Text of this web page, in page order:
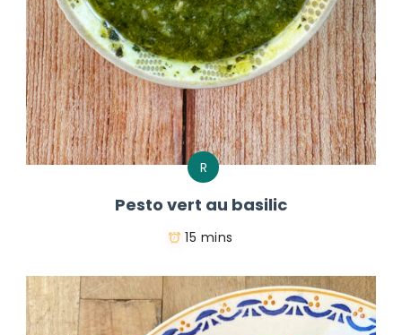
R
Pesto vert au basilic
15 mins